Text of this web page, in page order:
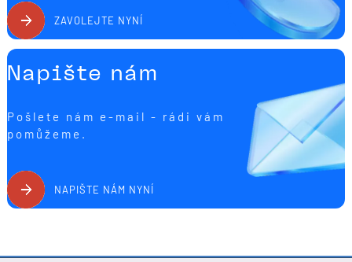
ZAVOLEJTE NYNÍ
Napište nám
Pošlete nám e-mail - rádi vám
pomůžeme.
NAPIŠTE NÁM NYNÍ